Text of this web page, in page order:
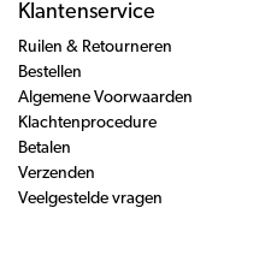
Klantenservice
Ruilen & Retourneren
Bestellen
Algemene Voorwaarden
Klachtenprocedure
Betalen
Verzenden
Veelgestelde vragen